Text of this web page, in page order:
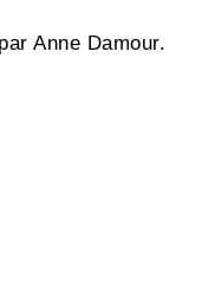
Anne Damour.